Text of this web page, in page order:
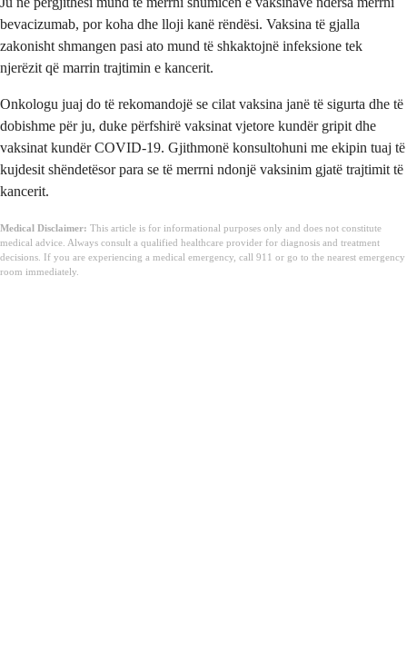
bevacizumab, por koha dhe lloji kanë rëndësi. Vaksina të gjalla
zakonisht shmangen pasi ato mund të shkaktojnë infeksione tek
njerëzit që marrin trajtimin e kancerit.
Onkologu juaj do të rekomandojë se cilat vaksina janë të sigurta dhe të
dobishme për ju, duke përfshirë vaksinat vjetore kundër gripit dhe
vaksinat kundër COVID-19. Gjithmonë konsultohuni me ekipin tuaj të
kujdesit shëndetësor para se të merrni ndonjë vaksinim gjatë trajtimit të
kancerit.
Medical Disclaimer: This article is for informational purposes only and does not constitute
medical advice. Always consult a qualified healthcare provider for diagnosis and treatment
decisions. If you are experiencing a medical emergency, call 911 or go to the nearest emergency
room immediately.